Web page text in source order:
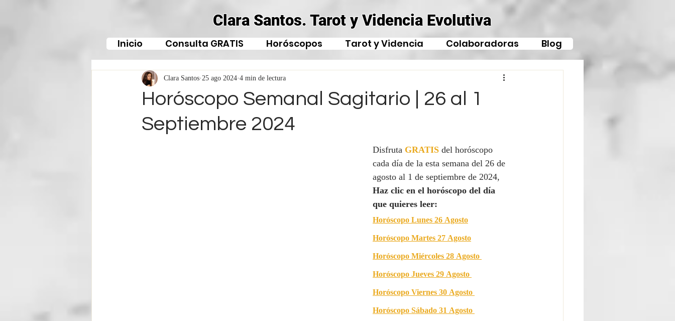
Clara Santos. Tarot y Videncia Evolutiva
Inicio Consulta GRATIS Horóscopos Tarot y Videncia Colaboradoras Blog
Horóscopo Semanal Sagitario | 26 al 1
Septiembre 2024
Clara Santos25 ago 20244 min de lectura
Disfruta GRATISdel horóscopo
cada día de la esta semana del 26 de
agosto al 1 de septiembre de 2024,
Haz clic en el horóscopo del día
que quieres leer:
Horóscopo Lunes 26 Agosto
Horóscopo Martes 27 Agosto
Horóscopo Miércoles 28 Agosto
Horóscopo Jueves 29 Agosto
Horóscopo Viernes 30 Agosto
Horóscopo Sábado 31 Agosto